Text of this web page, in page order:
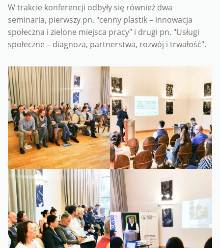
W trakcie konferencji odbyły się również dwa
seminaria, pierwszy pn. "cenny plastik – innowacja
społeczna i zielone miejsca pracy" i drugi pn. "Usługi
społeczne – diagnoza, partnerstwa, rozwój i trwałość".